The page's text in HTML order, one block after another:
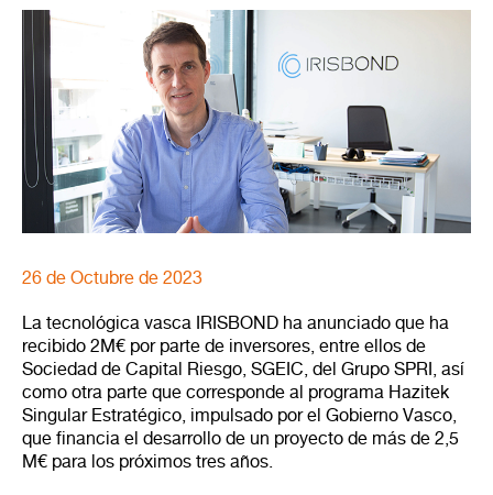
26 de Octubre de 2023
La tecnológica vasca IRISBOND ha anunciado que ha
recibido 2M€ por parte de inversores, entre ellos de
Sociedad de Capital Riesgo, SGEIC, del Grupo SPRI, así
como otra parte que corresponde al programa Hazitek
Singular Estratégico, impulsado por el Gobierno Vasco,
que financia el desarrollo de un proyecto de más de 2,5
M€ para los próximos tres años.